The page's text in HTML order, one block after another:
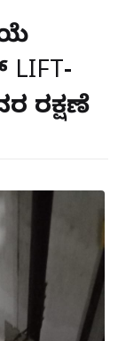
ರಕ್ಷಣೆ